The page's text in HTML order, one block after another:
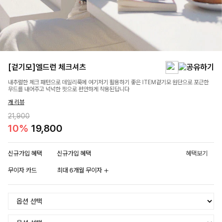
[겉기모]엘드런 체크셔츠
내추럴한 체크 패턴으로 데일리룩에 여기저기 활용하기 좋은 ITEM겉기모 원단으로 포근한
무드를 내어주고 넉넉한 핏으로 편안하게 착용된답니다
개 리뷰
21,900
10% 19,800
신규가입 혜택 신규가입 혜택 혜택보기
무이자 카드 최대 6개월 무이자